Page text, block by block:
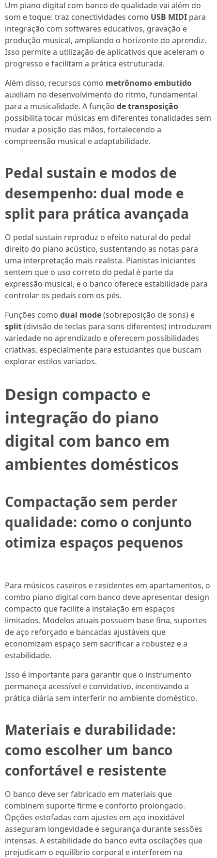
Um piano digital com banco de qualidade vai além do
som e toque: traz conectividades como USB MIDI para
integração com softwares educativos, gravação e
produção musical, ampliando o horizonte do aprendiz.
Isso permite a utilização de aplicativos que aceleram o
progresso e facilitam a prática estruturada.
Além disso, recursos como metrônomo embutido
auxiliam no desenvolvimento do ritmo, fundamental
para a musicalidade. A função de transposição
possibilita tocar músicas em diferentes tonalidades sem
mudar a posição das mãos, fortalecendo a
compreensão musical e adaptabilidade.
Pedal sustain e modos de
desempenho: dual mode e
split para prática avançada
O pedal sustain reproduz o efeito natural do pedal
direito do piano acústico, sustentando as notas para
uma interpretação mais realista. Pianistas iniciantes
sentem que o uso correto do pedal é parte da
expressão musical, e o banco oferece estabilidade para
controlar os pedais com os pés.
Funções como dual mode(sobreposição de sons) e
split(divisão de teclas para sons diferentes) introduzem
variedade no aprendizado e oferecem possibilidades
criativas, especialmente para estudantes que buscam
explorar estilos variados.
Design compacto e
integração do piano
digital com banco em
ambientes domésticos
Compactação sem perder
qualidade: como o conjunto
otimiza espaços pequenos
Para músicos caseiros e residentes em apartamentos, o
combo piano digital com banco deve apresentar design
compacto que facilite a instalação em espaços
limitados. Modelos atuais possuem base fina, suportes
de aço reforçado e bancadas ajustáveis que
economizam espaço sem sacrificar a robustez e a
estabilidade.
Isso é importante para garantir que o instrumento
permaneça acessível e convidativo, incentivando a
prática diária sem interferir no ambiente doméstico.
Materiais e durabilidade:
como escolher um banco
confortável e resistente
O banco deve ser fabricado em materiais que
combinem suporte firme e conforto prolongado.
Opções estofadas com ajustes em aço inoxidável
asseguram longevidade e segurança durante sessões
intensas. A estabilidade do banco evita oscilações que
prejudicam o equilíbrio corporal e interferem na